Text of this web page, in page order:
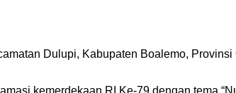
Dulupi, Kabupaten Boalemo,
kemerdekaan RI Ke-79 dengan tema